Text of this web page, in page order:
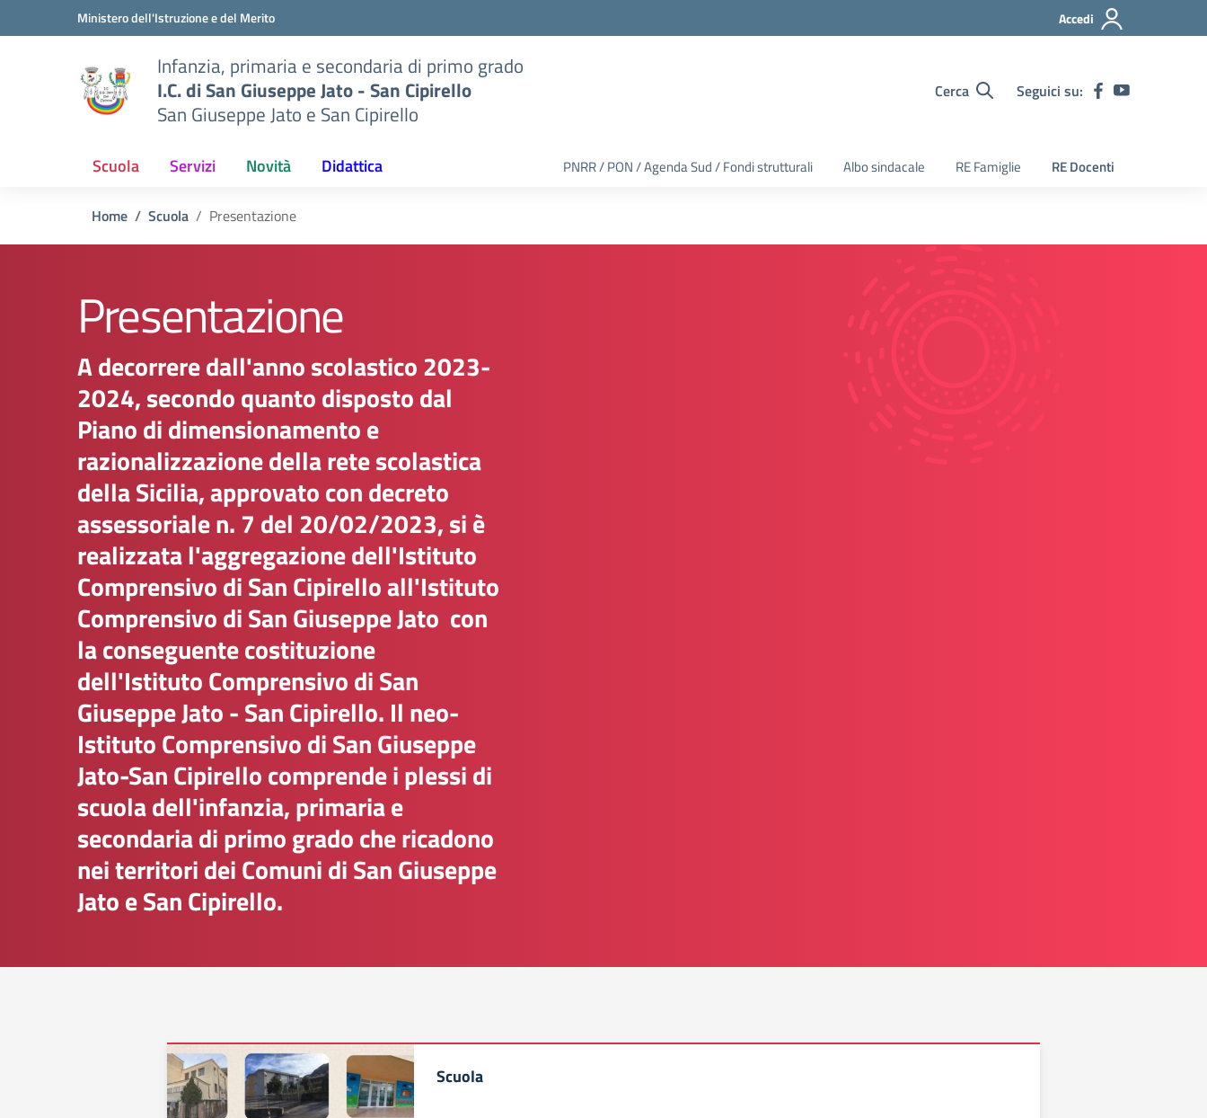
Vai ai contenuti
Vai al menu di navigazioneMinistero dell'Istruzione e del Merito Accedi
Infanzia, primaria e secondaria di primo grado
I.C. di San Giuseppe Jato - San Cipirello
San Giuseppe Jato e San Cipirello
Cerca Seguici su:
Scuola Servizi Novità Didattica PNRR / PON / Agenda Sud / Fondi strutturali Albo sindacale RE Famiglie RE Docenti
Home Scuola Presentazione
Presentazione
A decorrere dall'anno scolastico 2023-
2024, secondo quanto disposto dal
Piano di dimensionamento e
razionalizzazione della rete scolastica
della Sicilia, approvato con decreto
assessoriale n. 7 del 20/02/2023, si è
realizzata l'aggregazione dell'Istituto
Comprensivo di San Cipirello all'Istituto
Comprensivo di San Giuseppe Jato con
la conseguente costituzione
dell'Istituto Comprensivo di San
Giuseppe Jato - San Cipirello. Il neo-
Istituto Comprensivo di San Giuseppe
Jato-San Cipirello comprende i plessi di
scuola dell'infanzia, primaria e
secondaria di primo grado che ricadono
nei territori dei Comuni di San Giuseppe
Jato e San Cipirello.
Scuola